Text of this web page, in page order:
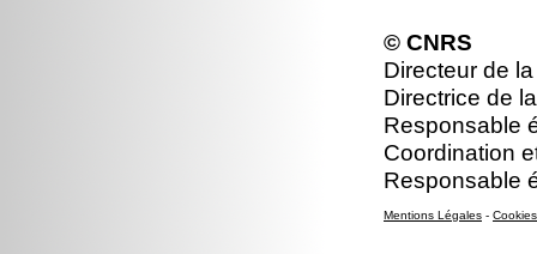
© CNRS
Directeur de
Directrice de
Responsable
Coordination
Responsable
Mentions Légales - Cookies